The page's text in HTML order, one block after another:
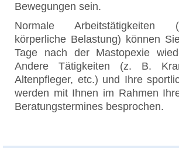
Bewegungen sein.
Normale Arbeitstätigkeiten
körperliche Belastung) können
Tage nach der Mastopexie
Andere Tätigkeiten (z. B.
Altenpfleger, etc.) und Ihre
werden mit Ihnen im Rahmen
Beratungstermines besprochen.